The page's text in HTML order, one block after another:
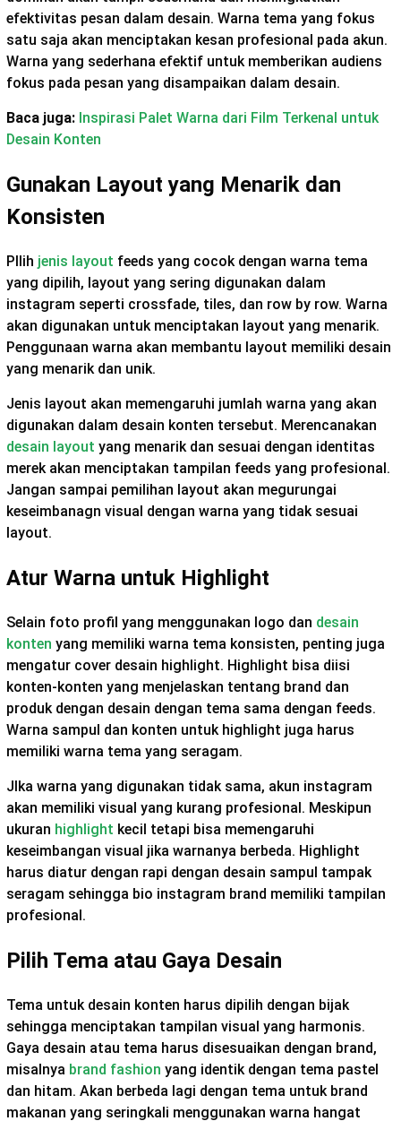
efektivitas pesan dalam desain. Warna tema yang fokus
satu saja akan menciptakan kesan profesional pada akun.
Warna yang sederhana efektif untuk memberikan audiens
fokus pada pesan yang disampaikan dalam desain.
Baca juga: Inspirasi Palet Warna dari Film Terkenal untuk
Desain Konten
Gunakan Layout yang Menarik dan
Konsisten
PIlih jenis layout feeds yang cocok dengan warna tema
yang dipilih, layout yang sering digunakan dalam
instagram seperti crossfade, tiles, dan row by row. Warna
akan digunakan untuk menciptakan layout yang menarik.
Penggunaan warna akan membantu layout memiliki desain
yang menarik dan unik.
Jenis layout akan memengaruhi jumlah warna yang akan
digunakan dalam desain konten tersebut. Merencanakan
desain layout yang menarik dan sesuai dengan identitas
merek akan menciptakan tampilan feeds yang profesional.
Jangan sampai pemilihan layout akan megurungai
keseimbanagn visual dengan warna yang tidak sesuai
layout.
Atur Warna untuk Highlight
Selain foto profil yang menggunakan logo dan desain
konten yang memiliki warna tema konsisten, penting juga
mengatur cover desain highlight. Highlight bisa diisi
konten-konten yang menjelaskan tentang brand dan
produk dengan desain dengan tema sama dengan feeds.
Warna sampul dan konten untuk highlight juga harus
memiliki warna tema yang seragam.
JIka warna yang digunakan tidak sama, akun instagram
akan memiliki visual yang kurang profesional. Meskipun
ukuran highlight kecil tetapi bisa memengaruhi
keseimbangan visual jika warnanya berbeda. Highlight
harus diatur dengan rapi dengan desain sampul tampak
seragam sehingga bio instagram brand memiliki tampilan
profesional.
Pilih Tema atau Gaya Desain
Tema untuk desain konten harus dipilih dengan bijak
sehingga menciptakan tampilan visual yang harmonis.
Gaya desain atau tema harus disesuaikan dengan brand,
misalnya brand fashion yang identik dengan tema pastel
dan hitam. Akan berbeda lagi dengan tema untuk brand
makanan yang seringkali menggunakan warna hangat